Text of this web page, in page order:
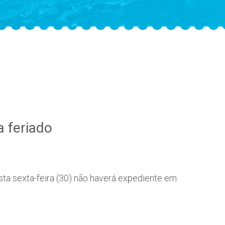
feriado
sexta-feira (30) não haverá expediente em